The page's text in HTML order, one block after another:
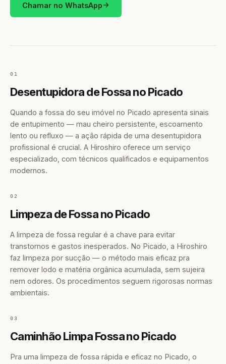
Chamar no WhatsApp
01
Desentupidora de Fossa no Picado
Quando a fossa do seu imóvel no Picado apresenta sinais
de entupimento — mau cheiro persistente, escoamento
lento ou refluxo — a ação rápida de uma desentupidora
profissional é crucial. A Hiroshiro oferece um serviço
especializado, com técnicos qualificados e equipamentos
modernos.
02
Limpeza de Fossa no Picado
A limpeza de fossa regular é a chave para evitar
transtornos e gastos inesperados. No Picado, a Hiroshiro
faz limpeza por sucção — o método mais eficaz pra
remover lodo e matéria orgânica acumulada, sem sujeira
nem odores. Os procedimentos seguem rigorosas normas
ambientais.
03
Caminhão Limpa Fossa no Picado
Pra uma limpeza de fossa rápida e eficaz no Picado, o